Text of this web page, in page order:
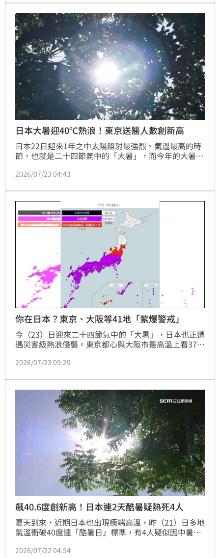
則直言，「我覺得沒什麼好比，就是都一樣熱」。
日本大暑迎40℃熱浪！東京送醫人數創新高
日本22日迎來1年之中太陽照射最強烈、氣溫最高的時
節，也就是二十四節氣中的「大暑」，而今年的大暑也
浪侵襲，多地氣溫逼近甚至突破40℃，當局警告民眾必
2026/07/23 04:43
你在日本？東京、大阪等41地「紫爆警戒」
今（23）日迎來二十四節氣中的「大暑」，日本也正遭
遇災害級熱浪侵襲。東京都心與大阪市最高溫上看37、
市更可能突破40度。日本消防廳統計，本月13日至19
今年單周人數首度破萬，其中14人死亡、321人重症。
2026/07/23 09:29
飆40.6度創新高！日本連2天酷暑疑熱死4人
夏天到來，近期日本也出現極端高溫，昨（21）日多地
氣溫衝破40度達「酷暑日」標準，有4人疑似因中暑身
2時左右，高溫仍持續肆虐，如三重縣桑名市觀測到
2026/07/22 04:54